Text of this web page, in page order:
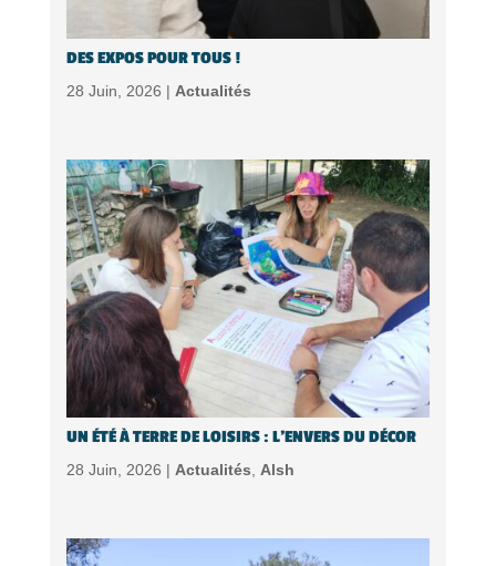
DES EXPOS POUR TOUS !
28 Juin, 2026 | Actualités
UN ÉTÉ À TERRE DE LOISIRS : L’ENVERS DU DÉCOR
28 Juin, 2026 | Actualités, Alsh